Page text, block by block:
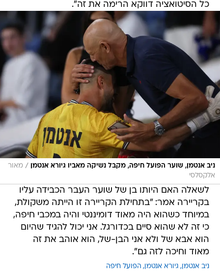
כל הסיטואציה דווקא הרימה את זה".
ניב אנטמן, שוער הפועל חיפה, מקבל נשיקה מאביו גיורא אנטמן / מאור
אלקסלסי
לשאלה האם היותו בן של שוער העבר הכבידה עליו
בקריירה אמר: "בתחילת הקריירה זו הייתה משקולת,
במיוחד כשהוא היה מאוד דומיננטי והיה במכבי חיפה,
כי זה לא שהוא סיים בכדורגל. אני יכול להגיד שהיום
הוא אבא של ולא אני הבן-של, הוא אוהב את זה
מאוד וחיכה לזה גם".
ניב אנטמן גיורא אנטמן הפועל חיפה